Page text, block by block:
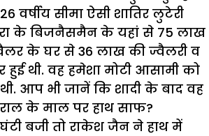
वर्षीय सीमा ऐसी शातिर लुटेरी
के बिजनैसमैन के यहां से 75 लाख
के घर से 36 लाख की ज्वैलरी व
थी. वह हमेशा मोटी आसामी को
आप भी जानें कि शादी के बाद वह
के माल पर हाथ साफ?
बजी तो राकेश जैन ने हाथ में